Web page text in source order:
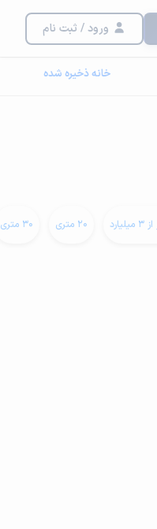
ورود / ثبت نام
خانه ذخیره شده
20 متری 30 متری